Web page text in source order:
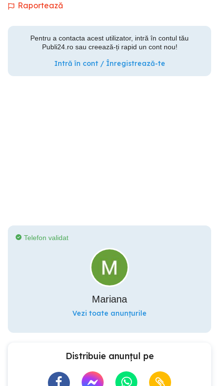
Raportează
Pentru a contacta acest utilizator, intră în contul tău
Publi24.ro sau creează-ți rapid un cont nou!
Intră în cont / Înregistrează-te
Telefon validat
Mariana
Vezi toate anunțurile
Distribuie anunțul pe